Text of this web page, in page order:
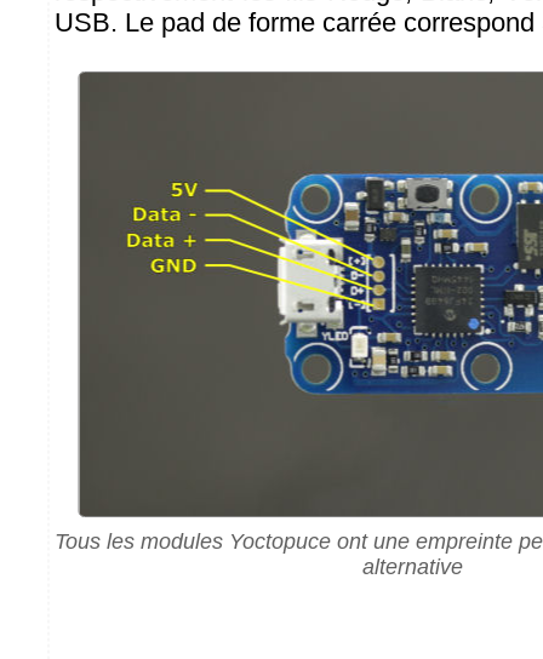
USB. Le pad de forme carrée correspond
Tous les modules Yoctopuce ont une empreinte
alternative